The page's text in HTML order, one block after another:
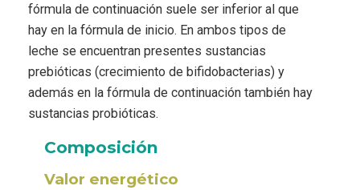
fórmula de continuación suele ser inferior al que
hay en la fórmula de inicio. En ambos tipos de
leche se encuentran presentes sustancias
prebióticas (crecimiento de bifidobacterias) y
además en la fórmula de continuación también hay
sustancias probióticas.
Composición
Valor energético